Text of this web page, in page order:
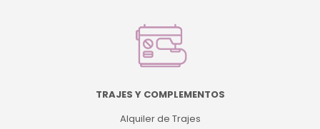
TRAJES Y COMPLEMENTOS
Alquiler de Trajes